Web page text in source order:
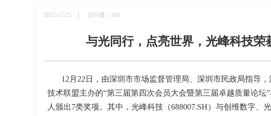
2022-12-23 访问量：106
与光同行，点亮世界，光峰科技荣
12月22日，由深圳市市场监督管理局、深圳市民政局指导
技术联盟主办的“第三届第四次会员大会暨第三届卓越质量论
人颁出7类奖项。其中，光峰科技（688007.SH）与创维数字、